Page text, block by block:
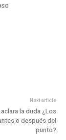
Next article
aclara la duda ¿Los
o después del
punto?